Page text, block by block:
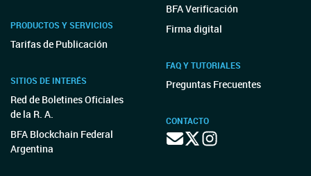
PRODUCTOS Y SERVICIOS
Tarifas de Publicación
SITIOS DE INTERÉS
Red de Boletines Oficiales
de la R. A.
BFA Blockchain Federal
Argentina
BFA Verificación
Firma digital
FAQ Y TUTORIALES
Preguntas Frecuentes
CONTACTO